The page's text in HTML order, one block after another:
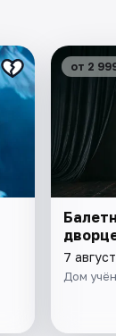
от 2
7
Дом